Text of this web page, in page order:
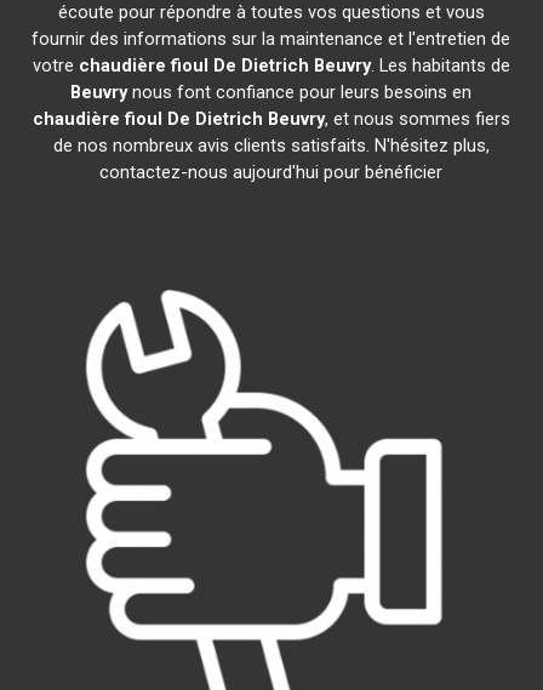
écoute pour répondre à toutes vos questions et vous
fournir des informations sur la maintenance et l'entretien de
votre chaudière fioul De Dietrich Beuvry. Les habitants de
Beuvrynous font confiance pour leurs besoins en
chaudière fioul De Dietrich Beuvry, et nous sommes fiers
de nos nombreux avis clients satisfaits. N'hésitez plus,
contactez-nous aujourd'hui pour bénéficier